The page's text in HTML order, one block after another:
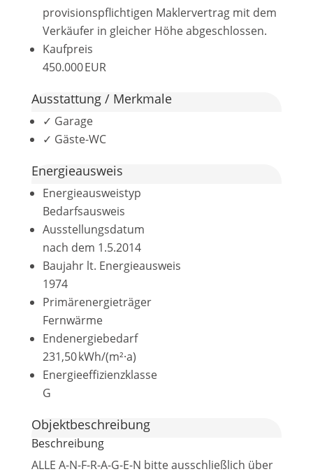
provisionspflichtigen Maklervertrag mit dem
Verkäufer in gleicher Höhe abgeschlossen.
Kaufpreis
450.000 EUR
Ausstattung / Merkmale
✓ Garage
✓ Gäste-WC
Energieausweis
Energieausweistyp
Bedarfs­ausweis
Ausstellungsdatum
nach dem 1.5.2014
Baujahr lt. Energieausweis
1974
Primärenergieträger
Fernwärme
Endenergie­bedarf
231,50 kWh/(m²·a)
Energie­effizienz­klasse
G
Objekt­beschreibung
Beschreibung
ALLE A-N-F-R-A-G-E-N bitte ausschließlich über